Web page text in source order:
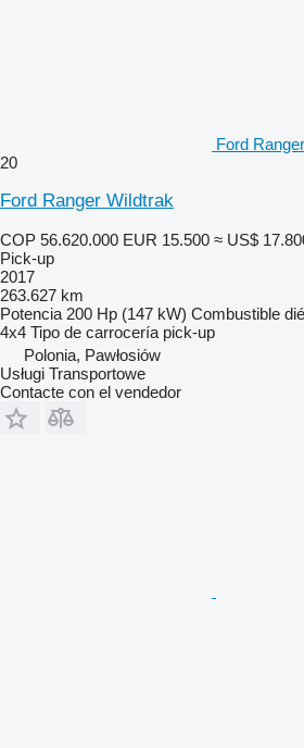
Ford
20
Ford Ranger Wildtrak
COP 56.620.000 EUR 15.500 ≈ US$
Pick-up
2017
263.627 km
Potencia 200 Hp (147 kW) Combustible
4x4 Tipo de carrocería pick-up
Polonia, Pawłosiów
Usługi Transportowe
Contacte con el vendedor